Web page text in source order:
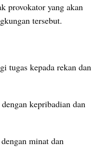
provokator yang akan
tersebut.
tugas kepada rekan dan
kepribadian dan
minat dan